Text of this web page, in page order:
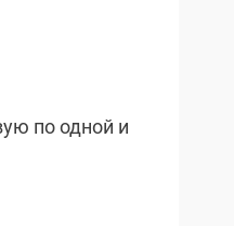
по одной и